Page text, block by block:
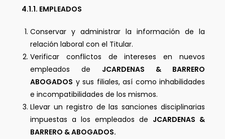
4.1.1. EMPLEADOS
Conservar y administrar la información de la
relación laboral con el Titular.
Verificar conflictos de intereses en nuevos
empleados de JCARDENAS & BARRERO
ABOGADOS y sus filiales, así como inhabilidades
e incompatibilidades de los mismos.
Llevar un registro de las sanciones disciplinarias
impuestas a los empleados de JCARDENAS &
BARRERO & ABOGADOS.